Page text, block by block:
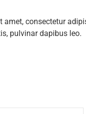
amet, consectetur
pulvinar dapibus leo.